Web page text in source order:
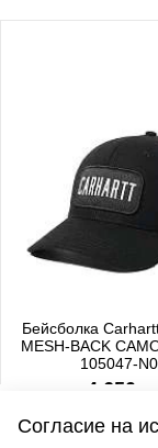
Бейсболка
MESH-BACK
105047-
4 650 р.
Согласие на